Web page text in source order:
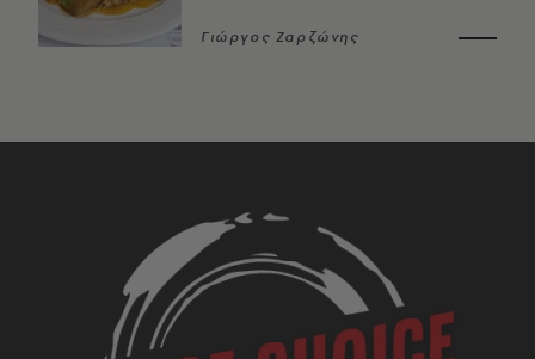
Γιώργος Ζαρζώνης